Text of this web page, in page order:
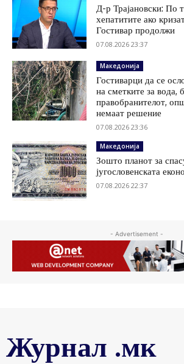
Д-р Трајановски: По
хепатитите ако
Гостивар продолжи
07.08.2026 23:37
Македонија
Гостиварци да се
на сметките за вода,
правобранителот,
немаат решение
07.08.2026 23:36
Македонија
Зошто планот за
југословенската
07.08.2026 22:37
- Advertisement -
Журнал .мк